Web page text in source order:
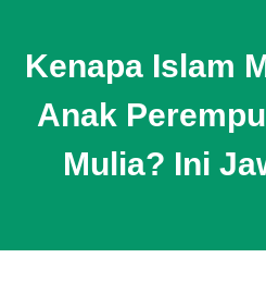
Kenapa Islam
Anak
Mulia? Ini